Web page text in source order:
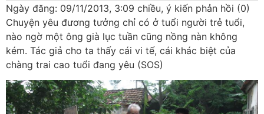
Ngày đăng: 09/11/2013, 3:09 chiều, ý kiến phản hồi (0)
Chuyện yêu đương tưởng chỉ có ở tuổi người trẻ tuổi,
nào ngờ một ông già lục tuần cũng nồng nàn không
kém. Tác giả cho ta thấy cái vi tế, cái khác biệt của
chàng trai cao tuổi đang yêu (SOS)